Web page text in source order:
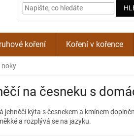
koření Koření v kořence
noky
na česneku s
jehněčí kýta s česnekem a kmínem
a rozplývá se na jazyku.